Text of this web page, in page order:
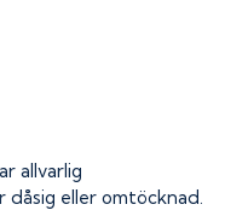
allvarlig
dåsig eller omtöcknad.